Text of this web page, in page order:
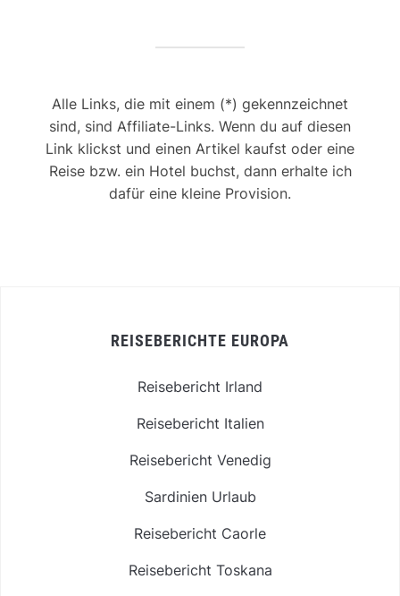
Alle Links, die mit einem (*) gekennzeichnet
sind, sind Affiliate-Links. Wenn du auf diesen
Link klickst und einen Artikel kaufst oder eine
Reise bzw. ein Hotel buchst, dann erhalte ich
dafür eine kleine Provision.
REISEBERICHTE EUROPA
Reisebericht Irland
Reisebericht Italien
Reisebericht Venedig
Sardinien Urlaub
Reisebericht Caorle
Reisebericht Toskana